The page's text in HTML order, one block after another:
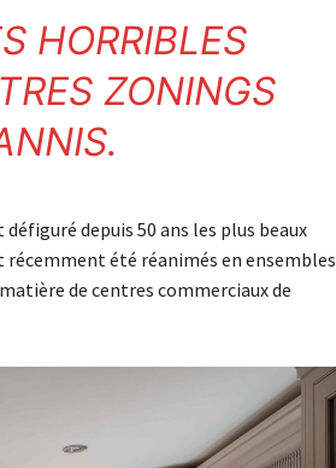
HORRIBLES
ZONINGS
.
depuis 50 ans les plus beaux
été réanimés en ensembles
de centres commerciaux de